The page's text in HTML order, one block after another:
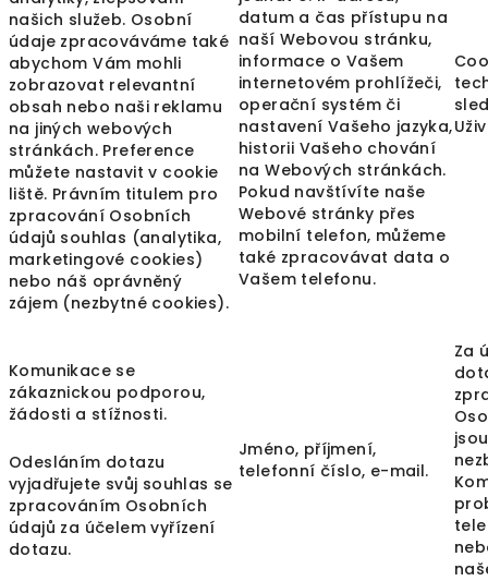
našich služeb. Osobní
údaje zpracováváme také
abychom Vám mohli
zobrazovat relevantní
obsah nebo naši reklamu
na jiných webových
stránkách. Preference
můžete nastavit v cookie
liště. Právním titulem pro
zpracování Osobních
údajů souhlas (analytika,
marketingové cookies)
nebo náš oprávněný
zájem (nezbytné cookies).
datum a čas přístupu na
naší Webovou stránku,
informace o Vašem
internetovém prohlížeči,
operační systém či
nastavení Vašeho jazyka,
historii Vašeho chování
na Webových stránkách.
Pokud navštívíte naše
Webové stránky přes
mobilní telefon, můžeme
také zpracovávat data o
Vašem telefonu.
Komunikace se
zákaznickou podporou,
žádosti a stížnosti.
Odesláním dotazu
vyjadřujete svůj souhlas se
zpracováním Osobních
údajů za účelem vyřízení
dotazu.
Jméno, příjmení,
telefonní číslo, e-mail.
Za